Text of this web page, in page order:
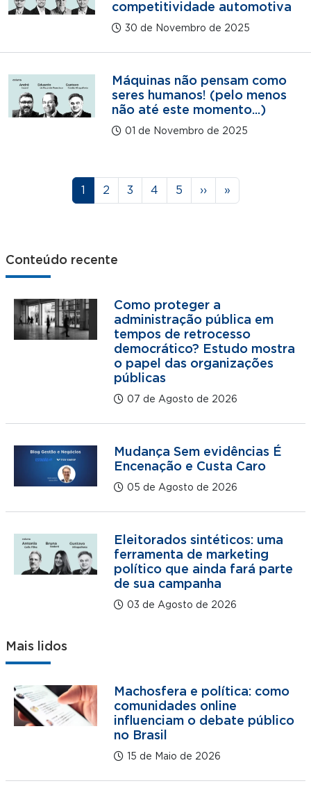
competitividade automotiva
30 de Novembro de 2025
Máquinas não pensam como
seres humanos! (pelo menos
não até este momento...)
01 de Novembro de 2025
Paginação
Página
1 Página
2 Página
3 Página
4 Página
5 Próxima página
›› Última página
»
Conteúdo recente
Como proteger a
administração pública em
tempos de retrocesso
democrático? Estudo mostra
o papel das organizações
públicas
07 de Agosto de 2026
Mudança Sem evidências É
Encenação e Custa Caro
05 de Agosto de 2026
Eleitorados sintéticos: uma
ferramenta de marketing
político que ainda fará parte
de sua campanha
03 de Agosto de 2026
Mais lidos
Machosfera e política: como
comunidades online
influenciam o debate público
no Brasil
15 de Maio de 2026